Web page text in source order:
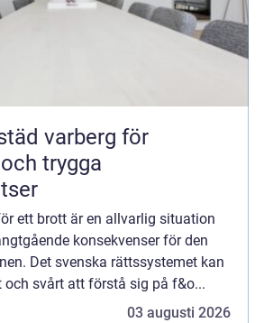
varberg för
trygga
ett brott är en allvarlig situation
konsekvenser för den
Det svenska rättssystemet kan
och svårt att förstå sig på f&o...
03 augusti 2026